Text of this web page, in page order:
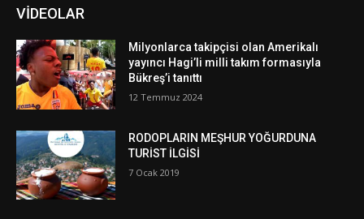
VİDEOLAR
Milyonlarca takipçisi olan Amerikalı
yayıncı Hagi’li milli takım formasıyla
Bükreş’i tanıttı
12 Temmuz 2024
RODOPLARIN MEŞHUR YOĞURDUNA
TURİST İLGİSİ
7 Ocak 2019